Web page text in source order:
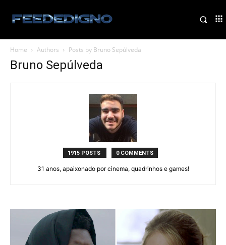
Home Authors Posts by Bruno Sepúlveda
Bruno Sepúlveda
1915 POSTS 0 COMMENTS
31 anos, apaixonado por cinema, quadrinhos e games!